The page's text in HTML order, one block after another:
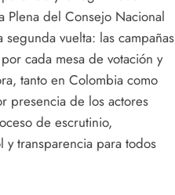
Plena del Consejo Nacional
vuelta: las campañas
cada mesa de votación y
tanto en Colombia como
presencia de los actores
de escrutinio,
transparencia para todos